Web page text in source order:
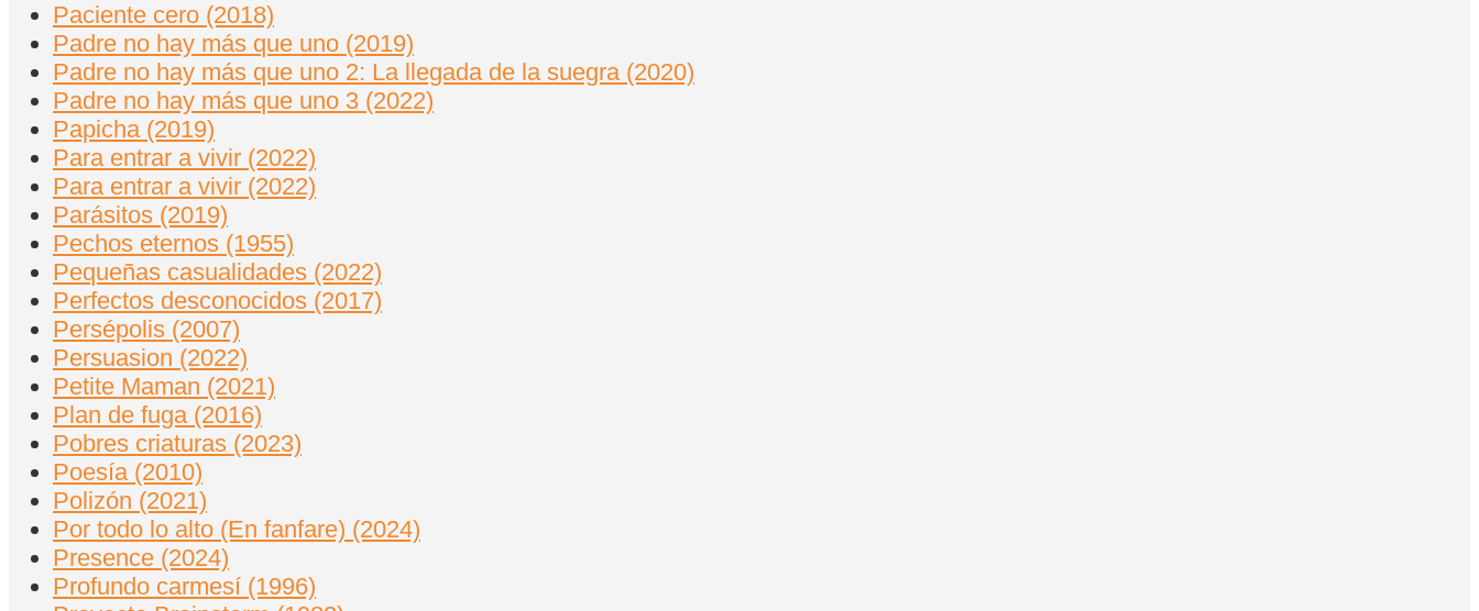
Paciente cero (2018)
Padre no hay más que uno (2019)
Padre no hay más que uno 2: La llegada de la suegra (2020)
Padre no hay más que uno 3 (2022)
Papicha (2019)
Para entrar a vivir (2022)
Para entrar a vivir (2022)
Parásitos (2019)
Pechos eternos (1955)
Pequeñas casualidades (2022)
Perfectos desconocidos (2017)
Persépolis (2007)
Persuasion (2022)
Petite Maman (2021)
Plan de fuga (2016)
Pobres criaturas (2023)
Poesía (2010)
Polizón (2021)
Por todo lo alto (En fanfare) (2024)
Presence (2024)
Profundo carmesí (1996)